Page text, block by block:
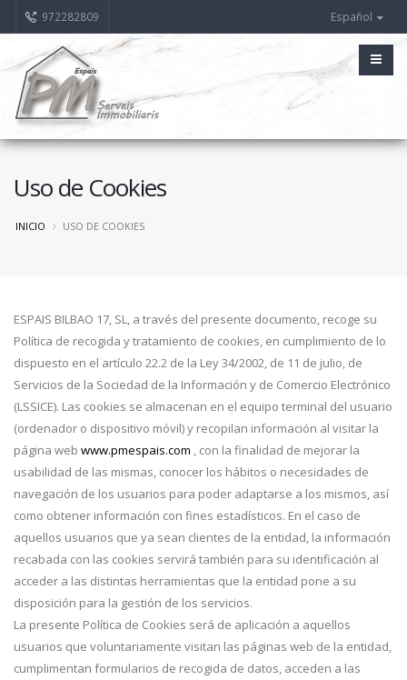
972282809 Español
Uso de Cookies
INICIO USO DE COOKIES
ESPAIS BILBAO 17, SL, a través del presente documento, recoge su
Política de recogida y tratamiento de cookies, en cumplimiento de lo
dispuesto en el artículo 22.2 de la Ley 34/2002, de 11 de julio, de
Servicios de la Sociedad de la Información y de Comercio Electrónico
(LSSICE). Las cookies se almacenan en el equipo terminal del usuario
(ordenador o dispositivo móvil) y recopilan información al visitar la
página web www.pmespais.com , con la finalidad de mejorar la
usabilidad de las mismas, conocer los hábitos o necesidades de
navegación de los usuarios para poder adaptarse a los mismos, así
como obtener información con fines estadísticos. En el caso de
aquellos usuarios que ya sean clientes de la entidad, la información
recabada con las cookies servirá también para su identificación al
acceder a las distintas herramientas que la entidad pone a su
disposición para la gestión de los servicios.
La presente Política de Cookies será de aplicación a aquellos
usuarios que voluntariamente visitan las páginas web de la entidad,
cumplimentan formularios de recogida de datos, acceden a las